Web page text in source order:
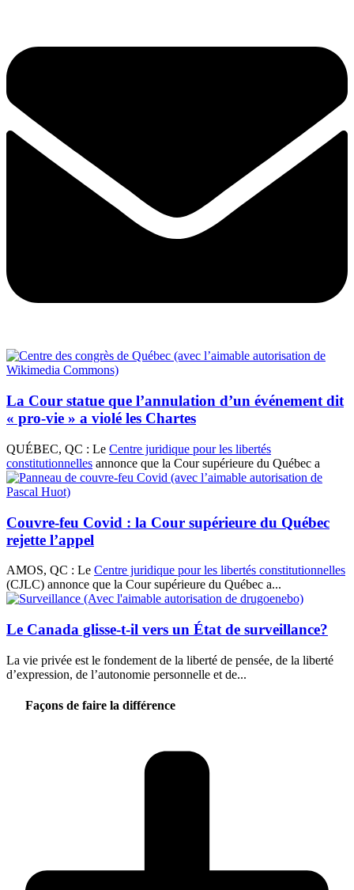
La Cour statue que l’annulation d’un événement dit
« pro-vie » a violé les Chartes
QUÉBEC, QC : Le Centre juridique pour les libertés
constitutionnelles annonce que la Cour supérieure du Québec a
Couvre-feu Covid : la Cour supérieure du Québec
rejette l’appel
AMOS, QC : Le Centre juridique pour les libertés constitutionnelles
(CJLC) annonce que la Cour supérieure du Québec a...
Le Canada glisse-t-il vers un État de surveillance?
La vie privée est le fondement de la liberté de pensée, de la liberté
d’expression, de l’autonomie personnelle et de...
Façons de faire la différence